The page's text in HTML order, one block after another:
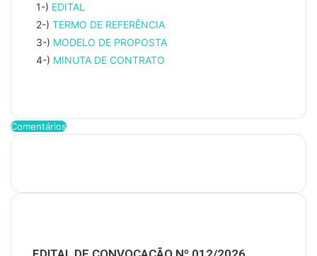
1-) EDITAL
2-) TERMO DE REFERÊNCIA
3-) MODELO DE PROPOSTA
4-) MINUTA DE CONTRATO
Comentários